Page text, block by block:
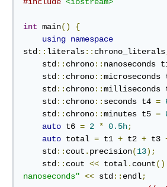
#include <iostream>
int main()
{
using namespace
std:: literals:: chrono_literals
    std
:: chrono:: nanoseconds
    std
:: chrono::microseconds
    std
:: chrono::milliseconds
    std
:: chrono:: seconds t4 =
    std
:: chrono::minutes t5 =
auto t6 = 2 * 0.5h;
auto total = t1 + t2 + t3
    std
:: cout . precision(13);
    std
:: cout << total. count()
nanoseconds" << std:: endl;